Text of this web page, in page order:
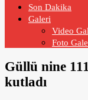
Son Dakika
Galeri
Video
Foto
Güllü nine
kutladı